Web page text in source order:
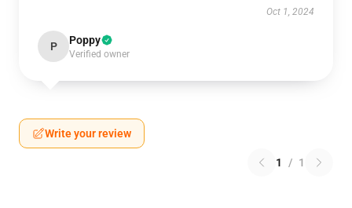
Oct 1, 2024
P Poppy
Verified owner
Write your review
1 / 1